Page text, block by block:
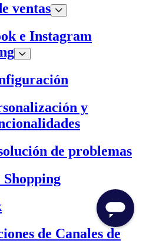
ventas
e Instagram
y
de problemas
Shopping
de Canales de